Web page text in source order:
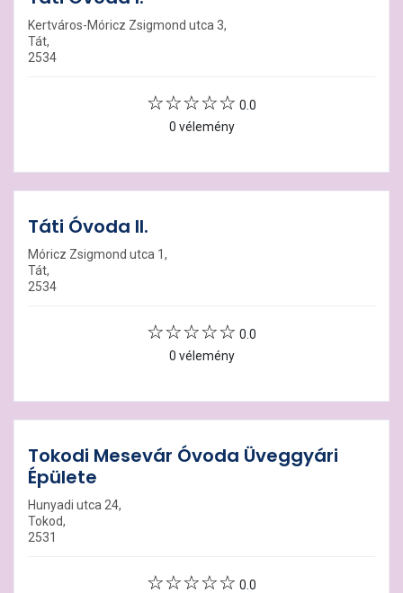
Kertváros-Móricz Zsigmond utca 3,
Tát,
2534
0.0
0 vélemény
Táti Óvoda II.
Móricz Zsigmond utca 1,
Tát,
2534
0.0
0 vélemény
Tokodi Mesevár Óvoda Üveggyári
Épülete
Hunyadi utca 24,
Tokod,
2531
0.0